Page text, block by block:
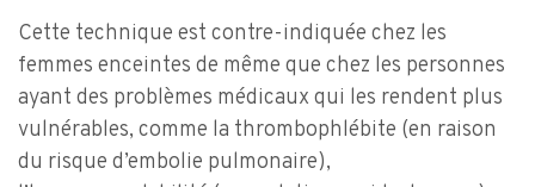
Cette technique est contre-indiquée chez les
femmes enceintes de même que chez les personnes
ayant des problèmes médicaux qui les rendent plus
vulnérables, comme la thrombophlébite (en raison
du risque d’embolie pulmonaire),